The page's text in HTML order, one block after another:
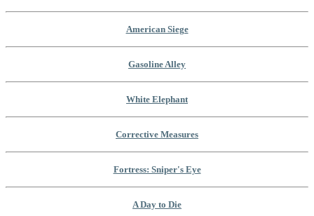
American Siege
Gasoline Alley
White Elephant
Corrective Measures
Fortress: Sniper's Eye
A Day to Die